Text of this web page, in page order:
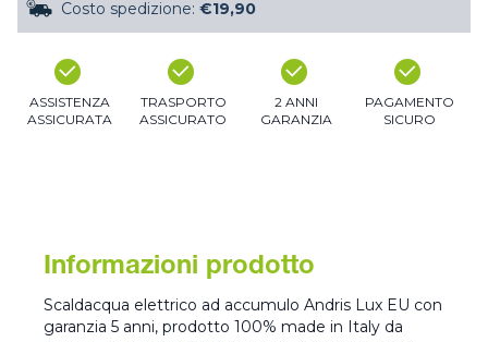
Costo spedizione: €19,90
ASSISTENZA
ASSICURATA
TRASPORTO
ASSICURATO
2 ANNI
GARANZIA
PAGAMENTO
SICURO
Informazioni prodotto
Scaldacqua elettrico ad accumulo Andris Lux EU con
garanzia 5 anni, prodotto 100% made in Italy da